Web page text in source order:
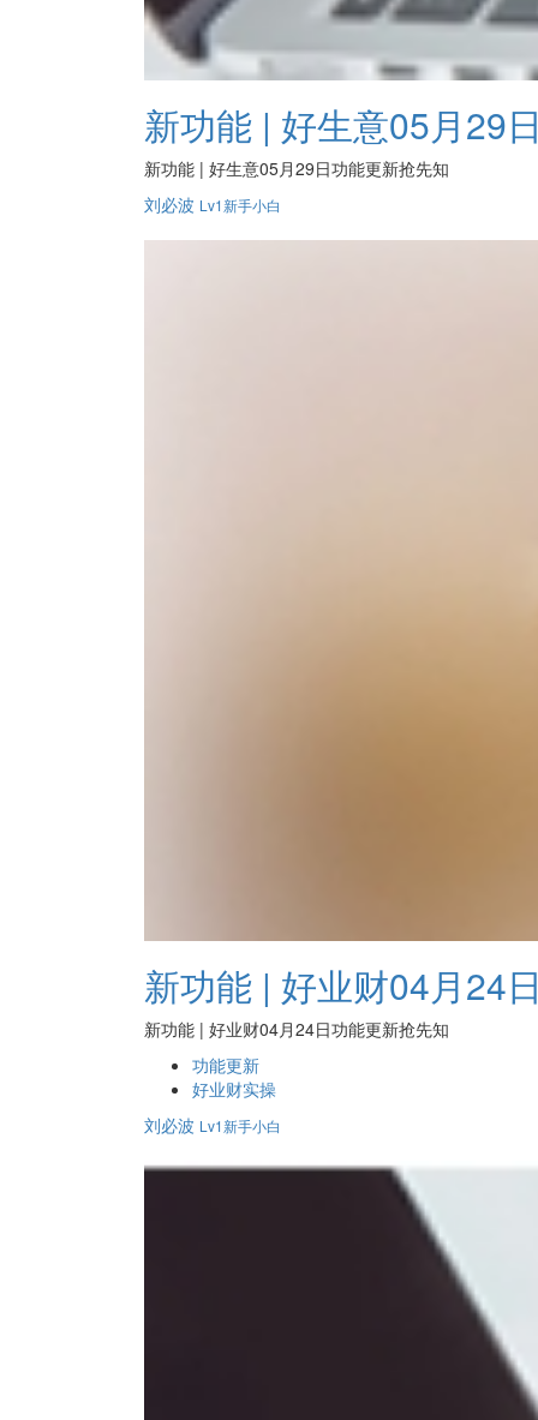
新功能 | 好生意05月29
新功能 | 好生意05月29日功能更新抢先知
刘必波 Lv1新手小白
新功能 | 好业财04月24
新功能 | 好业财04月24日功能更新抢先知
功能更新
好业财实操
刘必波 Lv1新手小白